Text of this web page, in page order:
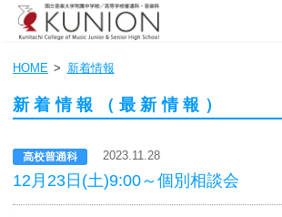
HOME 新着情報
新着情報（最新情報）
2023.11.28
12月23日(土)9:00～個別相談会